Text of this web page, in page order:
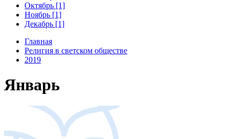
Октябрь [1]
Ноябрь [1]
Декабрь [1]
Главная
Религия в светском обществе
2019
Январь